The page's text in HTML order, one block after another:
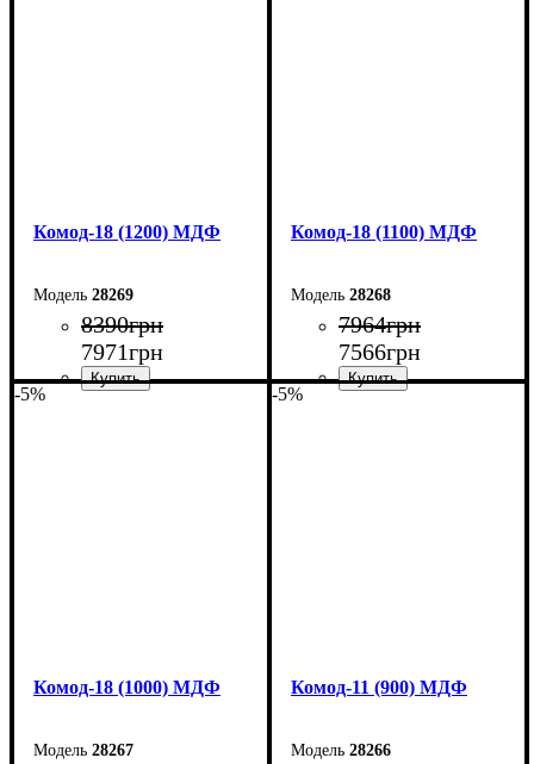
Комод-18 (1200) МДФ
28269
8390грн
7971грн
Комод-18 (1100) МДФ
28268
7964грн
7566грн
-5%
Комод-18 (1000) МДФ
28267
-5%
Комод-11 (900) МДФ
28266